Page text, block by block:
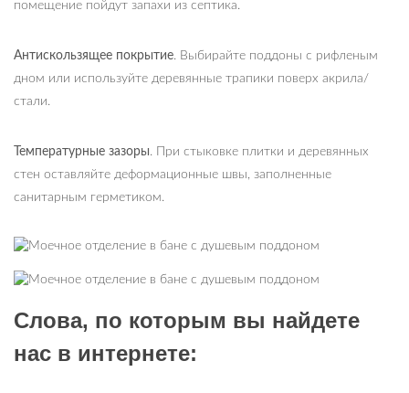
помещение пойдут запахи из септика.
Антискользящее покрытие. Выбирайте поддоны с рифленым
дном или используйте деревянные трапики поверх акрила/
стали.
Температурные зазоры. При стыковке плитки и деревянных
стен оставляйте деформационные швы, заполненные
санитарным герметиком.
Слова, по которым вы найдете
нас в интернете: